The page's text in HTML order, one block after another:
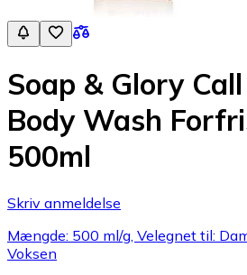
Soap & Glory
Body Wash
500ml
Skriv anmeldelse
Mængde: 500 ml/g, Velegnet til:
Voksen